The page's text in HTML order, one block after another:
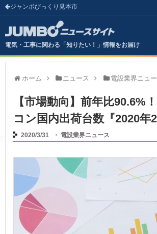
ジャンボびっくり見本市
電気・工事に関わる「知りたい！」情報をお届け
ホーム ニュース 電設業界ニュ
【市場動向】前年比90.6%
コン国内出荷台数『2020年2
2020/3/31 ・ 電設業界ニュース